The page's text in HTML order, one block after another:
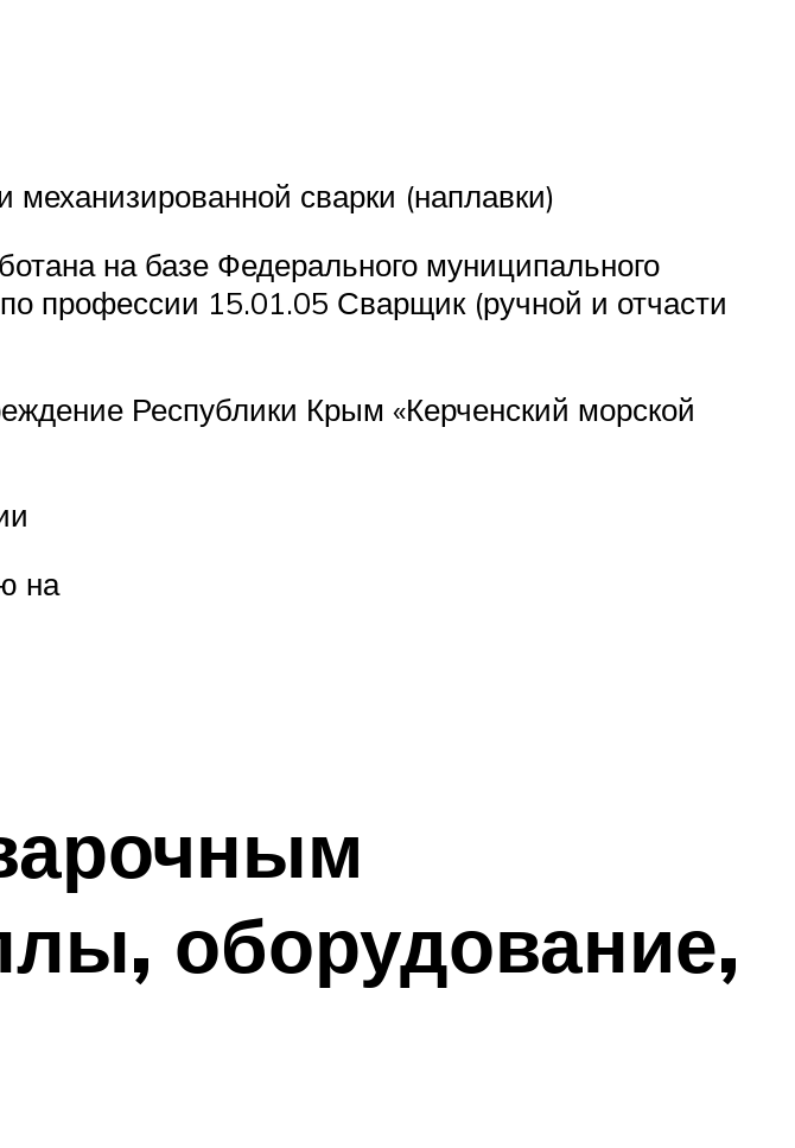
сварки (наплавки)
на базе Федерального муниципального
профессии 15.01.05 Сварщик (ручной и отчасти
Республики Крым «Керченский морской
на
оборудование,